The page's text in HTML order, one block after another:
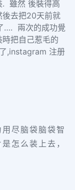
. 雖然 後裝得高
後去把20天前就
…. 兩次的成功覺
把自己惹毛的
,instagram 注册
尽脑袋脑袋智
怎么装上去，